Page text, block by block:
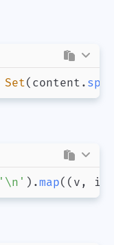
Set( content .
'\n' ) .map( ( v , i